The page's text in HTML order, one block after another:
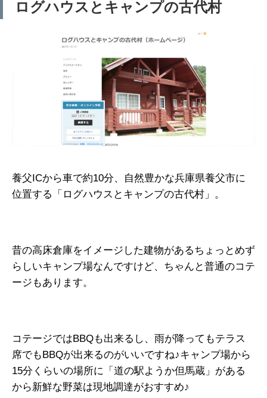
ログハウスとキャンプの古代村
養父ICから車で約10分、自然豊かな兵庫県養父市に
位置する「ログハウスとキャンプの古代村」。
昔の高床倉庫をイメージした建物があるちょっとめず
らしいキャンプ場なんですけど、ちゃんと普通のコテ
ージもあります。
コテージではBBQも出来るし、雨が降ってもテラス
席でもBBQが出来るのがいいですね♪キャンプ場から
15分くらいの場所に「道の駅ようか但馬蔵」がある
から新鮮な野菜は現地調達がおすすめ♪